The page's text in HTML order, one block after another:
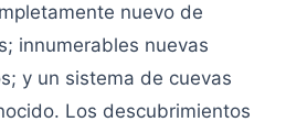
nuevo de
innumerables nuevas
y un sistema de cuevas
Los descubrimientos